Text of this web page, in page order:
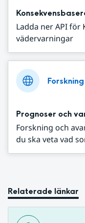
Ladda ner API för
vädervarningar
Prognoser och
Forskning och
du ska veta vad
Relaterade länkar